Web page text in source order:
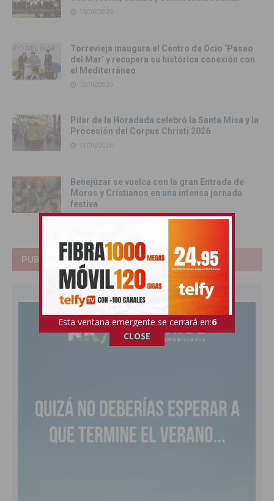
13/06/2026
Torrevieja inaugura el Centro de Ocio ‘Paseo
del Mar’ y recupera su histórica conexión con
el Mediterráneo
12/06/2026
Pilar de la Horadada celebró la Santa Misa y la
Procesión del Corpus Christi 2026
11/06/2026
Benejúzar se vuelca con la gran Entrada de
Moros y Cristianos en una intensa jornada
festiva
09/06/2026
PUBLICIDAD
Esta ventana emergente se cerrará en:5
CLOSE